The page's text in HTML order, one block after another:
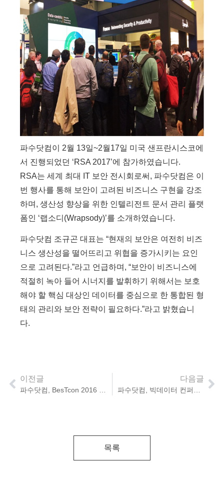
파수닷컴이 2월 13일~2월17일 미국 샌프란시스코에
서 진행되었던 ‘RSA 2017’에 참가하였습니다.
RSA는 세계 최대 IT 보안 전시회로써, 파수닷컴은 이
번 행사를 통해 보안이 고려된 비즈니스 구현을 강조
하며, 생산성 향상을 위한 인텔리전트 문서 관리 플랫
폼인 ‘랩소디(Wrapsody)’를 소개하였습니다.
파수닷컴 조규곤 대표는 “현재의 보안은 여전히 비즈
니스 생산성을 떨어뜨리고 위협을 증가시키는 요인
으로 고려된다.”라고 언급하며, “보안이 비즈니스에
적절히 녹아 들어 시너지를 발휘하기 위해서는 보호
해야 할 핵심 대상인 데이터를 중심으로 한 통합된 형
태의 관리와 보안 전략이 필요하다.”라고 밝혔습니
다.
이전글 다음글
목록